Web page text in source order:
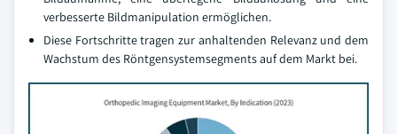
verbesserte Bildmanipulation ermöglichen.
Diese Fortschritte tragen zur anhaltenden Relevanz und dem
Wachstum des Röntgensystemsegments auf dem Markt bei.